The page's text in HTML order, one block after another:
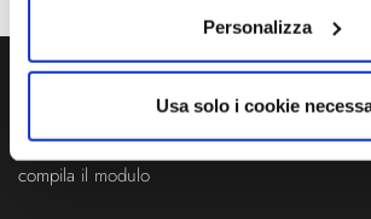
Personalizza
Usa solo i cookie
Ti servono maggiori
Contattaci via Chat, via telefono allo + 39
compila il modulo